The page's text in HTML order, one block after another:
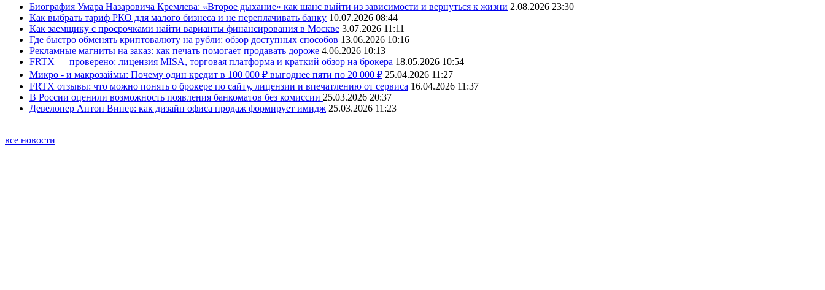
Биография Умара Назаровича Кремлева: «Второе дыхание» как шанс выйти из зависимости и вернуться к жизни 2.08.2026 23:30
Как выбрать тариф РКО для малого бизнеса и не переплачивать банку 10.07.2026 08:44
Как заемщику с просрочками найти варианты финансирования в Москве 3.07.2026 11:11
Где быстро обменять криптовалюту на рубли: обзор доступных способов 13.06.2026 10:16
Рекламные магниты на заказ: как печать помогает продавать дороже 4.06.2026 10:13
FRTX — проверено: лицензия MISA, торговая платформа и краткий обзор на брокера 18.05.2026 10:54
Микро - и макрозаймы: Почему один кредит в 100 000 ₽ выгоднее пяти по 20 000 ₽ 25.04.2026 11:27
FRTX отзывы: что можно понять о брокере по сайту, лицензии и впечатлению от сервиса 16.04.2026 11:37
В России оценили возможность появления банкоматов без комиссии 25.03.2026 20:37
Девелопер Антон Винер: как дизайн офиса продаж формирует имидж 25.03.2026 11:23
все новости